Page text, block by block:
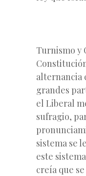
Turnismo y
alternancia
grandes
el Liberal
sufragio,
sistema se
este
creía que